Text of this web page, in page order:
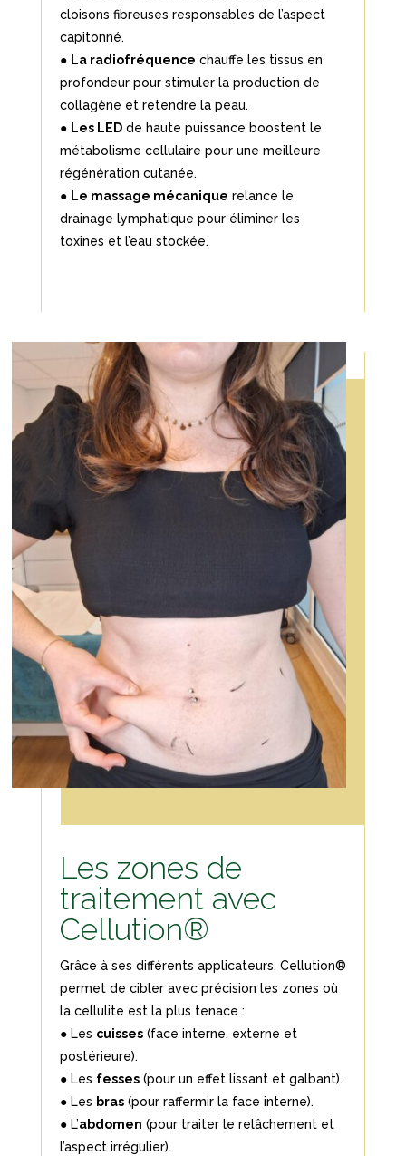
cloisons fibreuses responsables de l’aspect
capitonné.
● La radiofréquence chauffe les tissus en
profondeur pour stimuler la production de
collagène et retendre la peau.
● Les LEDde haute puissance boostent le
métabolisme cellulaire pour une meilleure
régénération cutanée.
● Le massage mécanique relance le
drainage lymphatique pour éliminer les
toxines et l’eau stockée.
Les zones de
traitement avec
Cellution®
Grâce à ses différents applicateurs, Cellution®
permet de cibler avec précision les zones où
la cellulite est la plus tenace :
● Les cuisses(face interne, externe et
postérieure).
● Les fesses(pour un effet lissant et galbant).
● Les bras(pour raffermir la face interne).
● L’abdomen (pour traiter le relâchement et
l’aspect irrégulier).